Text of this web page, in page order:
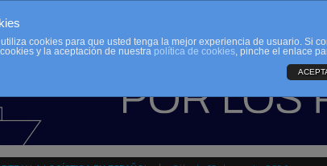
utiliza cookies para que usted tenga la mejor experiencia de usuario. Si
y la aceptación de nuestra política de cookies, pinche el enlace